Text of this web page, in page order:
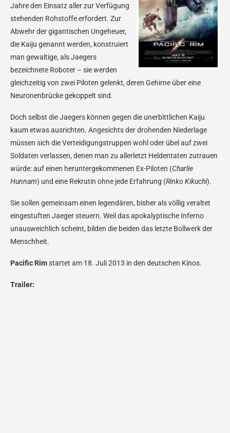
Jahre den Einsatz aller zur Verfügung
stehenden Rohstoffe erfordert. Zur
Abwehr der gigantischen Ungeheuer,
die Kaiju genannt werden, konstruiert
man gewaltige, als Jaegers
bezeichnete Roboter – sie werden
gleichzeitig von zwei Piloten gelenkt, deren Gehirne über eine
Neuronenbrücke gekoppelt sind.
Doch selbst die Jaegers können gegen die unerbittlichen Kaiju
kaum etwas ausrichten. Angesichts der drohenden Niederlage
müssen sich die Verteidigungstruppen wohl oder übel auf zwei
Soldaten verlassen, denen man zu allerletzt Heldentaten zutrauen
würde: auf einen heruntergekommenen Ex-Piloten (Charlie
Hunnam) und eine Rekrutin ohne jede Erfahrung (Rinko Kikuchi).
Sie sollen gemeinsam einen legendären, bisher als völlig veraltet
eingestuften Jaeger steuern. Weil das apokalyptische Inferno
unausweichlich scheint, bilden die beiden das letzte Bollwerk der
Menschheit.
Pacific Rimstartet am 18. Juli 2013 in den deutschen Kinos.
Trailer: